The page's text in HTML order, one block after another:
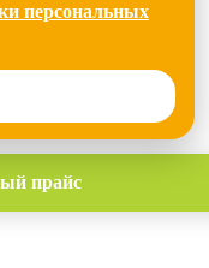
персональных
прайс